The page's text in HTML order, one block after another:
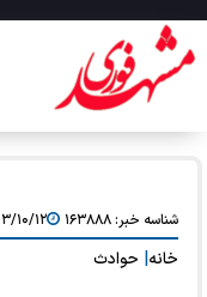
شناسه خبر:۱۶۳۸۸۸ ۱۴۰۳/۱۰/۱۲
خانه حوادث